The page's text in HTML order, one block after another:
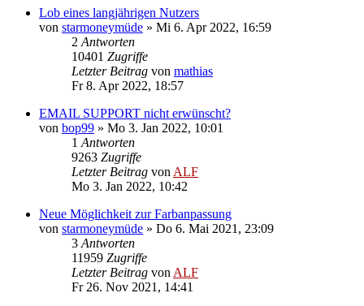
Lob eines langjährigen Nutzers
von starmoneymüde » Mi 6. Apr 2022, 16:59
2 Antworten
10401 Zugriffe
Letzter Beitrag von mathias
Fr 8. Apr 2022, 18:57
EMAIL SUPPORT nicht erwünscht?
von bop99 » Mo 3. Jan 2022, 10:01
1 Antworten
9263 Zugriffe
Letzter Beitrag von ALF
Mo 3. Jan 2022, 10:42
Neue Möglichkeit zur Farbanpassung
von starmoneymüde » Do 6. Mai 2021, 23:09
3 Antworten
11959 Zugriffe
Letzter Beitrag von ALF
Fr 26. Nov 2021, 14:41